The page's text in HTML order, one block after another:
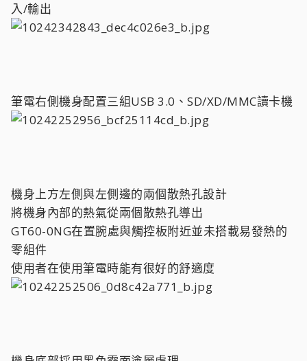
入/輸出
筆電右側機身配置三組USB 3.0、SD/XD/MMC讀卡機
機身上方左側與左側邊的兩個散熱孔設計
將機身內部的熱氣從兩個散熱孔導出
GT60-0NG在置腕處與觸控板附近並未搭載易發熱的
零組件
使用者在使用筆電時能有很好的舒適度